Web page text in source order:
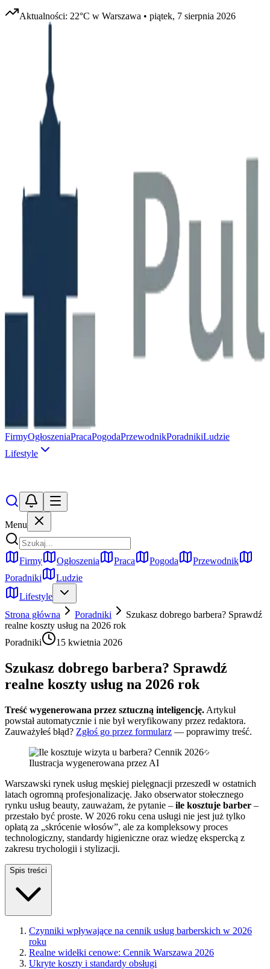
Aktualności: 22°C w Warszawa • piątek, 7 sierpnia 2026
FirmyOgłoszeniaPracaPogodaPrzewodnikPoradnikiLudzie
Lifestyle
Menu
Firmy Ogłoszenia Praca Pogoda
Przewodnik
Poradniki
Ludzie
Lifestyle
Strona główna
Poradniki
Szukasz dobrego barbera? Sprawdź
realne koszty usług na 2026 rok
Poradniki
15 kwietnia 2026
Szukasz dobrego barbera? Sprawdź
realne koszty usług na 2026 rok
Treść wygenerowana przez sztuczną inteligencję. Artykuł
powstał automatycznie i nie był weryfikowany przez redaktora.
Zauważyłeś błąd? Zgłoś go przez formularz — poprawimy treść.
Ilustracja wygenerowana przez AI
Warszawski rynek usług męskiej pielęgnacji przeszedł w ostatnich
latach ogromną profesjonalizację. Jako obserwator stołecznego
rynku usług beauty, zauważam, że pytanie – ile kosztuje barber –
przestało być proste. W 2026 roku cena usługi nie jest już tylko
opłatą za „skrócenie włosów”, ale za kompleksowy proces
technologiczny, standardy higieniczne oraz wiedzę ekspercką z
zakresu trychologii i stylizacji.
Spis treści
Czynniki wpływające na cennik usług barberskich w 2026
roku
Realne widełki cenowe: Cennik Warszawa 2026
Ukryte koszty i standardy obsługi